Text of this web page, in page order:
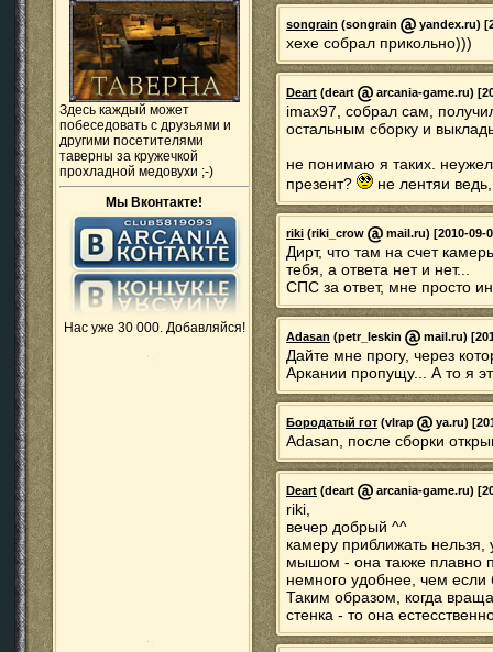
Здесь каждый может
побеседовать с друзьями и
другими посетителями
таверны за кружечкой
прохладной медовухи ;-)
Мы Вконтакте!
Нас уже 30 000. Добавляйся!
songrain (songrain yandex.ru)
хехе собрал прикольно)))
Deart (deart arcania-game.ru)
imax97, собрал сам,
остальным сборку и
не понимаю я таких.
презент?
не лентяи
riki (riki_crow mail.ru) [2010-09-
Дирт, что там на счет
тебя, а ответа нет и нет...
СПС за ответ, мне просто
Adasan (petr_leskin mail.ru)
Дайте мне прогу, через
Аркании пропущу... А то я
Бородатый гот (vlrap ya.ru)
Adasan, после сборки
Deart (deart arcania-game.ru)
riki,
вечер добрый ^^
камеру приближать
мышом - она также плавно
немного удобнее, чем если
Таким образом, когда
стенка - то она